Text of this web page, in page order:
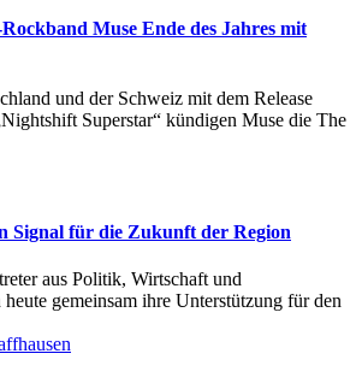
Muse Ende des Jahres mit
und der Schweiz mit dem Release
Superstar“ kündigen Muse die The
Signal für die Zukunft der Region
aus Politik, Wirtschaft und
gemeinsam ihre Unterstützung für den